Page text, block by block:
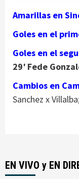
Amarillas en
Goles en el
Goles en el
29′ Fede
Cambios en
Sanchez x
EN VIVO y EN